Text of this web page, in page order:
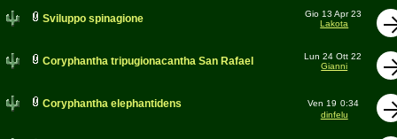
Sviluppo spinagione
Gio 13 Apr 23
Lakota
Coryphantha tripugionacantha San Rafael
Lun 24 Ott 22
Gianni
Coryphantha elephantidens Ven 19 0:34
dinfelu